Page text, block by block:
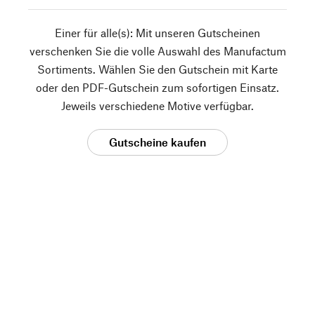
Einer für alle(s): Mit unseren Gutscheinen
verschenken Sie die volle Auswahl des Manufactum
Sortiments. Wählen Sie den Gutschein mit Karte
oder den PDF-Gutschein zum sofortigen Einsatz.
Jeweils verschiedene Motive verfügbar.
Gutscheine kaufen